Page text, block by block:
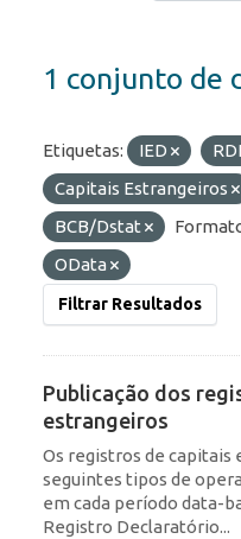
1 conjunto de
Etiquetas: IED
Capitais Estrangeiros
BCB/Dstat
OData
Filtrar Resultados
Publicação dos
estrangeiros
Os registros de
seguintes tipos de
em cada período data-
Registro Declaratório...